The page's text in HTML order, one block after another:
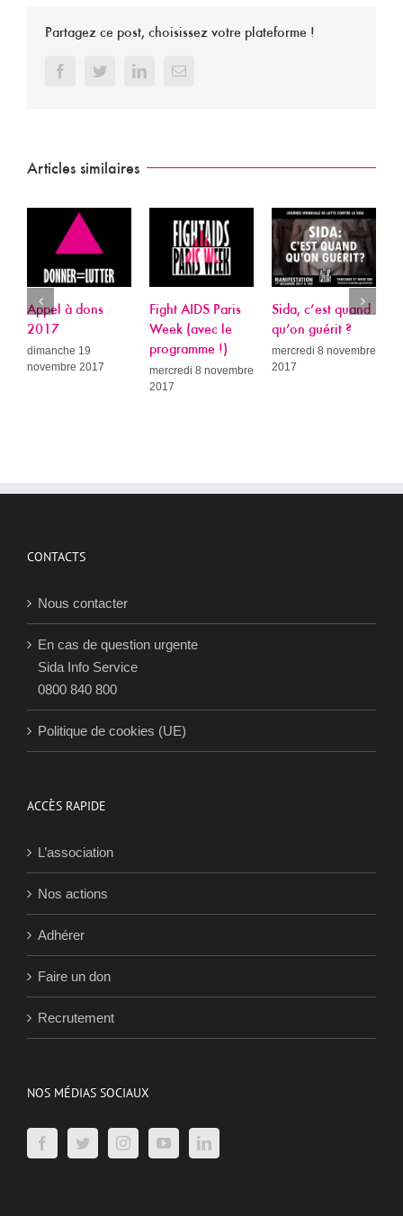
Partagez ce post, choisissez votre plateforme !
FacebookTwitterLinkedInEmail
Articles similaires
Appel à dons
2017
dimanche 19
novembre 2017
Fight AIDS Paris
Week (avec le
programme !)
mercredi 8 novembre
2017
Sida, c’est quand
qu’on guérit ?
mercredi 8 novembre
2017
CONTACTS
Nous contacter
En cas de question urgente
Sida Info Service
0800 840 800
Politique de cookies (UE)
ACCÈS RAPIDE
L’association
Nos actions
Adhérer
Faire un don
Recrutement
NOS MÉDIAS SOCIAUX